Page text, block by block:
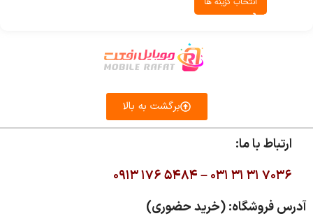
برگشت به بالا
ارتباط با ما:
۰۹۱۳ ۱۷۶ ۵۴۸۴ –۰۳۱ ۳۱ ۳۱ ۷۰۳۶
آدرس فروشگاه: (خرید حضوری)